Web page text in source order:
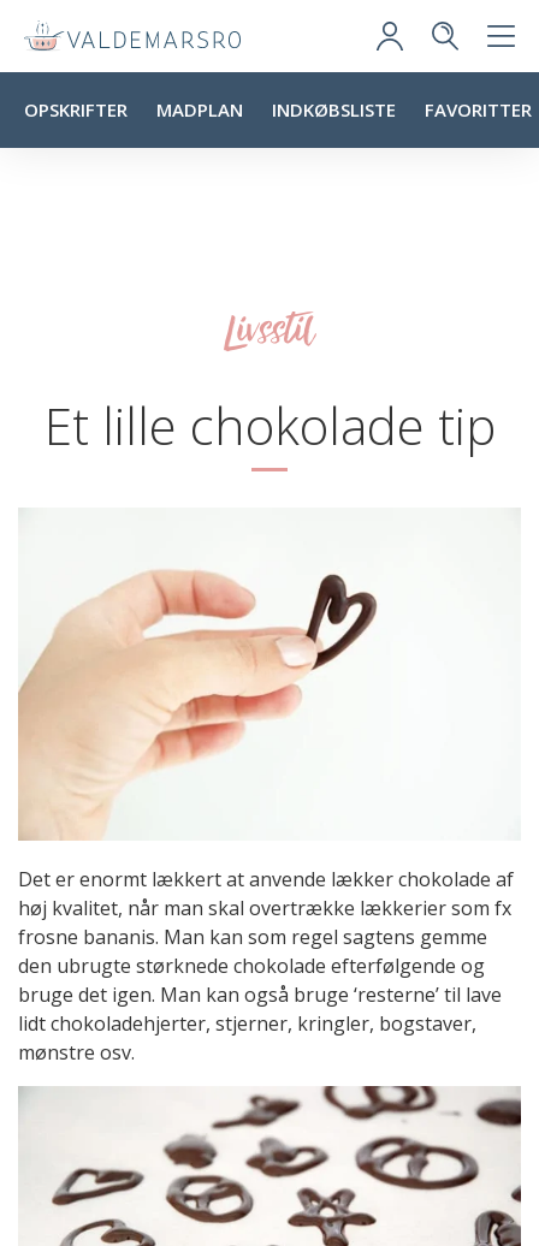
OPSKRIFTER MADPLAN INDKØBSLISTE FAVORITTER
Livsstil
Et lille chokolade tip
Det er enormt lækkert at anvende lækker chokolade af
høj kvalitet, når man skal overtrække lækkerier som fx
frosne bananis. Man kan som regel sagtens gemme
den ubrugte størknede chokolade efterfølgende og
bruge det igen. Man kan også bruge ‘resterne’ til lave
lidt chokoladehjerter, stjerner, kringler, bogstaver,
mønstre osv.